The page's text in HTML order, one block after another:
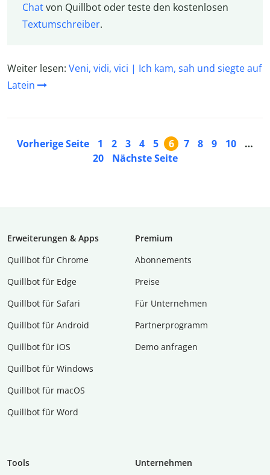
Chatvon Quillbot oder teste den kostenlosen
Textumschreiber.
Weiter lesen: Veni, vidi, vici | Ich kam, sah und siegte auf
Latein
Vorherige Seite 1 2 3 4 5 6 7 8 9 10
…
20
Nächste Seite
Erweiterungen & Apps
Quillbot für Chrome
Quillbot für Edge
Quillbot für Safari
Quillbot für Android
Quillbot für iOS
Quillbot für Windows
Quillbot für macOS
Quillbot für Word
Premium
Abon­ne­ments
Preise
Für Unternehmen
Partnerprogramm
Demo anfragen
Tools
Unternehmen